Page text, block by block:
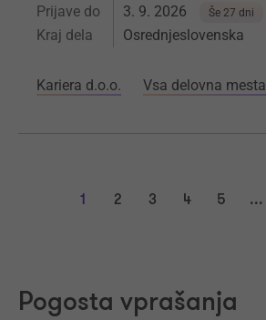
Prijave do 3. 9. 2026 Še 27 dni
Kraj dela Osrednjeslovenska
Kariera d.o.o. Vsa delovna mesta
1 2 3 4 5 ...
Pogosta vprašanja